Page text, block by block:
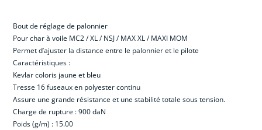
Bout de réglage de palonnier
Pour charà voile MC2 / XL / NSJ / MAX XL / MAXI MOM
Permet d’ajuster la distance entre le palonnier et le pilote
Caractéristiques :
Kevlar coloris jaune et bleu
Tresse 16 fuseaux en polyester continu
Assure une grande résistance et une stabilité totale sous tension.
Charge de rupture : 900 daN
Poids (g/m) : 15.00